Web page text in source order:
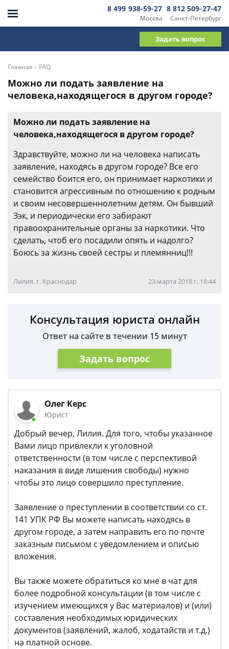
Москва
8 499 938-59-27
Санкт-Петербург
8 812 509-27-47
Задать вопрос
Главная - FAQ
Можно ли подать заявление на
человека,находящегося в другом городе?
Можно ли подать заявление на
человека,находящегося в другом городе?
Здравствуйте, можно ли на человека написать
заявление, находясь в другом городе? Все его
семейство боится его, он принимает наркотики и
становится агрессивным по отношению к родным
и своим несовершеннолетним детям. Он бывший
Зэк, и периодически его забирают
правоохранительные органы за наркотики. Что
сделать, чтоб его посадили опять и надолго?
Боюсь за жизнь своей сестры и племянниц!!!
Лилия, г. Краснодар 23 марта 2018 г. 18:44
Консультация юриста онлайн
Ответ на сайте в течении 15 минут
Задать вопрос
Олег Керс
Юрист
Добрый вечер, Лилия. Для того, чтобы указанное
Вами лицо привлекли к уголовной
ответственности (в том числе с перспективой
наказания в виде лишения свободы) нужно
чтобы это лицо совершило преступление.
Заявление о преступлении в соответствии со ст.
141 УПК РФ Вы можете написать находясь в
другом городе, а затем направить его по почте
заказным письмом с уведомлением и описью
вложения.
Вы также можете обратиться ко мне в чат для
более подробной консультации (в том числе с
изучением имеющихся у Вас материалов) и (или)
составления необходимых юридических
документов (заявлений, жалоб, ходатайств и т.д.)
на платной основе.